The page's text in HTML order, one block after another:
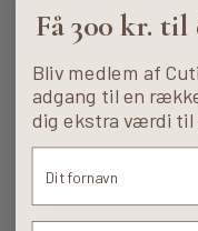
Vores
Cutis Clinic Odense
Cutis Clinic Køge
Cutis Clinic
Cutis Clinic Aarhus
Få 300 kr.
Bliv medlem af
adgang til en
dig ekstra værdi til